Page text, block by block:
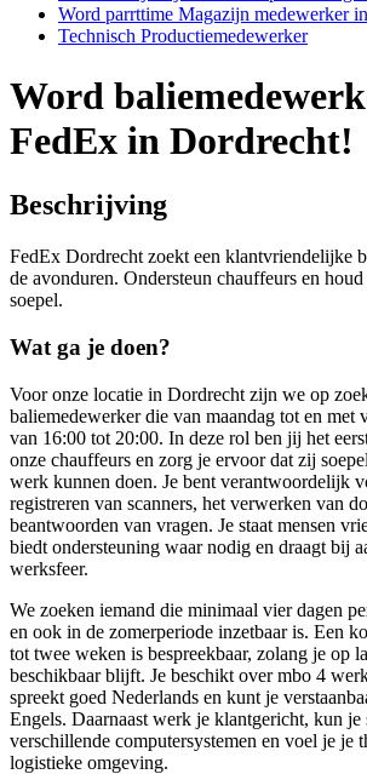
Word parrttime Magazijn medewerker
Technisch Productiemedewerker
Word
FedEx in Dordrecht!
Beschrijving
FedEx Dordrecht zoekt een klantvriendelijke
de avonduren. Ondersteun chauffeurs en
soepel.
Wat ga je doen?
Voor onze locatie in Dordrecht zijn we op
baliemedewerker die van maandag tot en met
van 16:00 tot 20:00. In deze rol ben jij het
onze chauffeurs en zorg je ervoor dat zij
werk kunnen doen. Je bent verantwoordelijk
registreren van scanners, het verwerken van
beantwoorden van vragen. Je staat mensen
biedt ondersteuning waar nodig en draagt bij
werksfeer.
We zoeken iemand die minimaal vier dagen
en ook in de zomerperiode inzetbaar is. Een
tot twee weken is bespreekbaar, zolang je op
beschikbaar blijft. Je beschikt over mbo 4
spreekt goed Nederlands en kunt je
Engels. Daarnaast werk je klantgericht, kun je
verschillende computersystemen en voel je je
logistieke omgeving.